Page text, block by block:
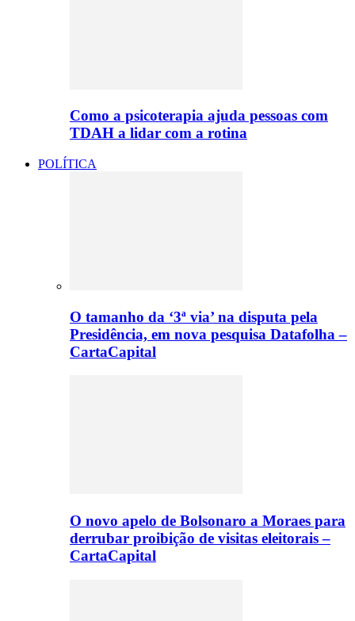
Como a psicoterapia ajuda pessoas com
TDAH a lidar com a rotina
POLÍTICA
O tamanho da ‘3ª via’ na disputa pela
Presidência, em nova pesquisa Datafolha –
CartaCapital
O novo apelo de Bolsonaro a Moraes para
derrubar proibição de visitas eleitorais –
CartaCapital